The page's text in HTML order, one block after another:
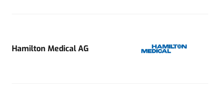
Hamilton Medical AG